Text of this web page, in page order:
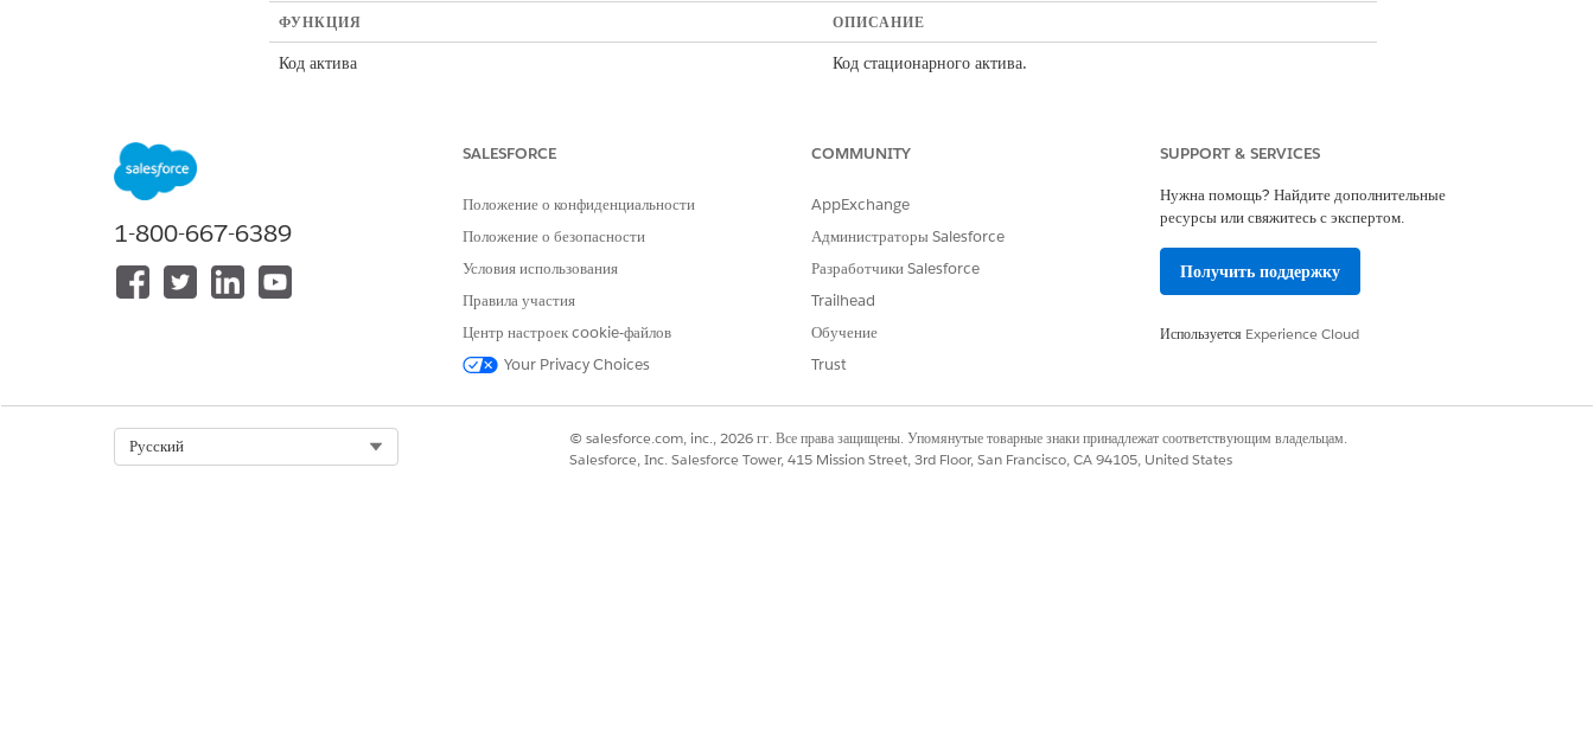
ФУНКЦИЯ ОПИСАНИЕ
Код актива
Код стационарного актива.
Средняя годовая температура в день
Средняя дневная температура расположения стационарного актива за
определенный год.
Среднегодовая заполняемость
Среднее процентное соотношение людей, занимающих офис в
Фактор 1, фактор 2, фактор 3, фактор 4
Настраиваемые поля с дополнительными данными, которые можно
использовать для создания модели компьютерного обучения.
Максимальная дневная температура (год)
Максимальная дневная температура для определенного года.
1-800-667-6389
SALESFORCE
Положение о конфиденциальности
Положение о безопасности
Условия использования
Правила участия
Центр настроек cookie-файлов
Your Privacy Choices
COMMUNITY
AppExchange
Администраторы Salesforce
Разработчики Salesforce
Trailhead
Обучение
Trust
SUPPORT & SERVICES
Нужна помощь? Найдите дополнительные
ресурсы или свяжитесь с экспертом.
Получить поддержку
Используется Experience Cloud
Русский
© salesforce.com, inc., 2026 гг. Все права защищены. Упомянутые товарные знаки принадлежат соответствующим владельцам.
Salesforce, Inc. Salesforce Tower, 415 Mission Street, 3rd Floor, San Francisco, CA 94105, United States